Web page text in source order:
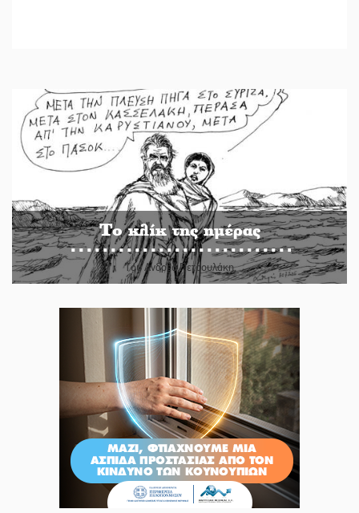
Το κλίκ της ημέρας
Του Ανδρέα Πετρουλάκη